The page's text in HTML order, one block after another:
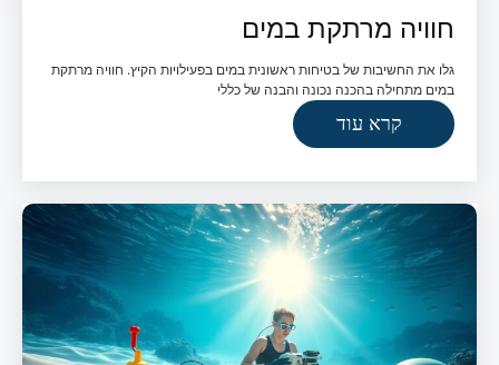
חוויה מרתקת במים
גלו את החשיבות של בטיחות ראשונית במים בפעילויות הקיץ. חוויה מרתקת
במים מתחילה בהכנה נכונה והבנה של כללי
קרא עוד